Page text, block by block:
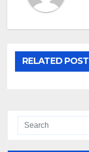
RELATED POST